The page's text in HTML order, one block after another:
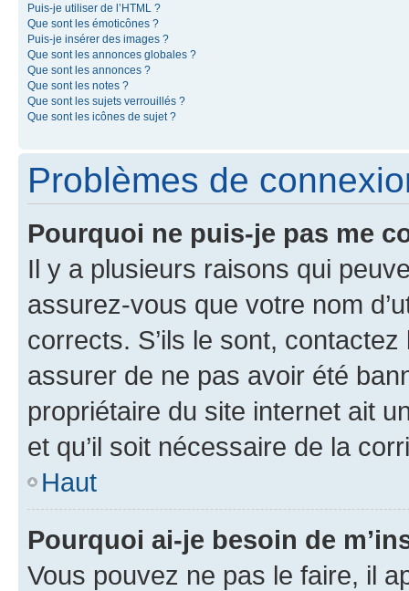
Puis-je utiliser de l’HTML ?
Que sont les émoticônes ?
Puis-je insérer des images ?
Que sont les annonces globales ?
Que sont les annonces ?
Que sont les notes ?
Que sont les sujets verrouillés ?
Que sont les icônes de sujet ?
Problèmes de
Pourquoi ne puis-je pas me
Il y a plusieurs raisons qui
assurez-vous que votre nom
corrects. S’ils le sont,
assurer de ne pas avoir été
propriétaire du site internet ait
et qu’il soit nécessaire de la
Haut
Pourquoi ai-je besoin de
Vous pouvez ne pas le faire, il